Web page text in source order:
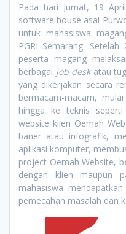
Pada hari Jumat, 19
software house asal
untuk mahasiswa
PGRI Semarang.
peserta magang
berbagai job deskatau
yang dikerjakan secara
bermacam-macam,
hingga ke teknis
website klien Oemah
baner atau infografik,
aplikasi komputer,
project Oemah Website,
dengan klien maupun
mahasiswa
pemecahan masalah dan